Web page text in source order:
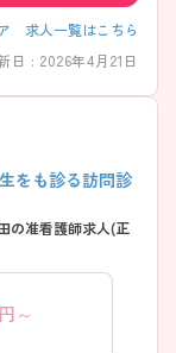
求人一覧はこちら
日 : 2026年4月21日
をも診る訪問診
の准看護師求人(正
～